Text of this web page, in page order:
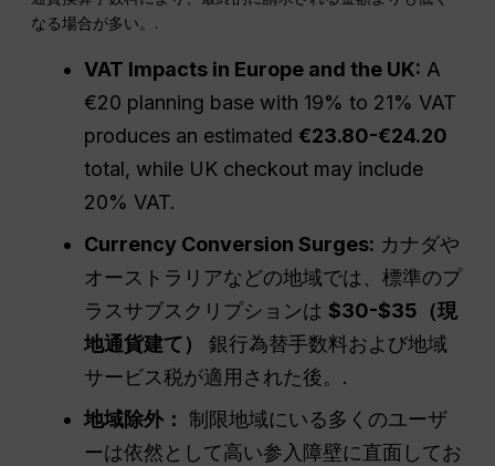
なる場合が多い。.
VAT Impacts in Europe and the UK: A
€20 planning base with 19% to 21% VAT
produces an estimated€23.80-€24.20
total, while UK checkout may include
20% VAT.
Currency Conversion Surges: カナダや
オーストラリアなどの地域では、標準のプ
ラスサブスクリプションは$30-$35（現
地通貨建て）
銀行為替手数料および地域
サービス税が適用された後。.
地域除外： 制限地域にいる多くのユーザ
ーは依然として高い参入障壁に直面してお